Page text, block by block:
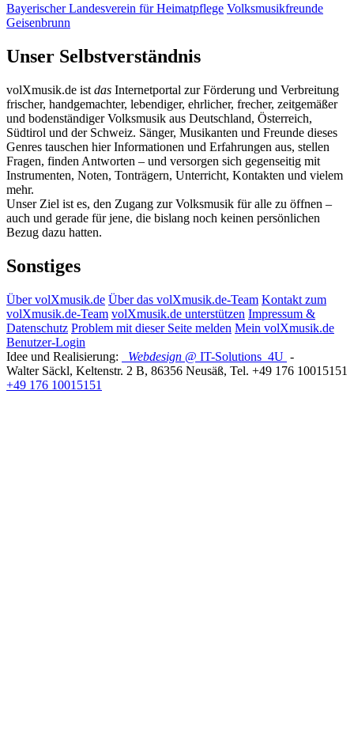
Bayerischer Landesverein für Heimatpflege Volksmusikfreunde
Geisenbrunn
Unser Selbstverständnis
volXmusik.de ist das Internetportal zur Förderung und Verbreitung
frischer, handgemachter, lebendiger, ehrlicher, frecher, zeitgemäßer
und bodenständiger Volksmusik aus Deutschland, Österreich,
Südtirol und der Schweiz. Sänger, Musikanten und Freunde dieses
Genres tauschen hier Informationen und Erfahrungen aus, stellen
Fragen, finden Antworten – und versorgen sich gegenseitig mit
Instrumenten, Noten, Tonträgern, Unterricht, Kontakten und vielem
mehr.
Unser Ziel ist es, den Zugang zur Volksmusik für alle zu öffnen –
auch und gerade für jene, die bislang noch keinen persönlichen
Bezug dazu hatten.
Sonstiges
Über volXmusik.de Über das volXmusik.de-Team Kontakt zum
volXmusik.de-Team volXmusik.de unterstützen Impressum &
Datenschutz Problem mit dieser Seite melden Mein volXmusik.de
Benutzer-Login
Idee und Realisierung:
Webdesign @ IT-Solutions 4U -
Walter Säckl, Keltenstr. 2 B, 86356 Neusäß, Tel. +49 176 10015151
+49 176 10015151